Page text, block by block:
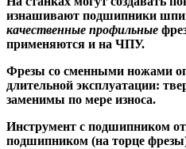
изнашивают подшипники
качественные профильные
применяются и на ЧПУ.
Фрезы со сменными ножами
длительной эксплуатации:
заменимы по мере износа.
Инструмент с подшипником
подшипником (на торце